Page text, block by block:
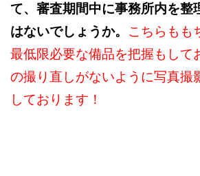
て、審査期間中に事務所内を整
はないでしょうか。 こちらもも
最低限必要な備品を把握もして
の撮り直しがないように写真撮
しております！